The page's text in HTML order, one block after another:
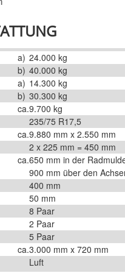
a) 24.000 kg
b) 40.000 kg
a) 14.300 kg
b) 30.300 kg
ca.9.700 kg
235/75 R17,5
ca.9.880 mm x 2.550 mm
2 x 225 mm = 450 mm
ca.650 mm in der
900 mm über den
400 mm
50 mm
8 Paar
2 Paar
5 Paar
ca.3.000 mm x 720 mm
Luft